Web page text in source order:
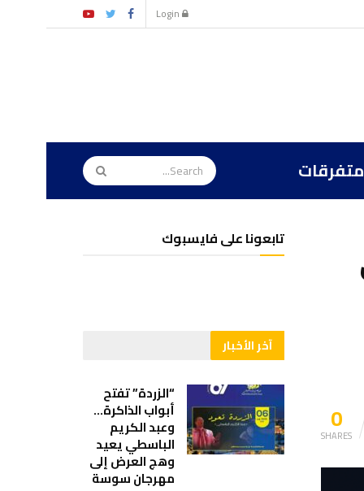
متفرقات
0
SHARES
تابعونا على فايسبوك
آخر الأخبار
“الزردة” تفتح
أبواب الذاكرة…
وعبد الكريم
الباسطي يعيد
وهج العرض إلى
مهرجان سوسة